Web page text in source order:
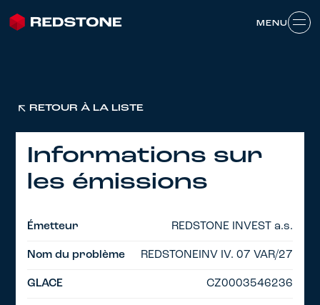
MENU
RETOUR À LA LISTE
Informations sur
les émissions
Émetteur REDSTONE INVEST a.s.
Nom du problème REDSTONEINV IV. 07 VAR/27
GLACE CZ0003546236